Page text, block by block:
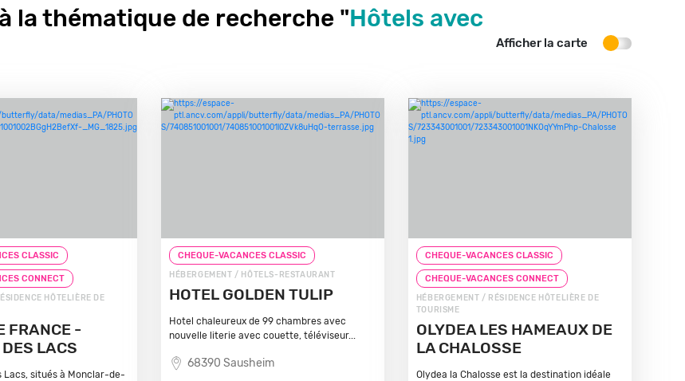
la thématique de recherche "Hôtels avec
Afficher la carte
CLASSIC
CONNECT
HÔTELIÈRE DE
FRANCE -
LACS
Lacs, situés à Monclar-de-
CHEQUE-VACANCES CLASSIC
HÉBERGEMENT / HÔTELS-RESTAURANT
HOTEL GOLDEN TULIP
Hotel chaleureux de 99 chambres avec
nouvelle literie avec couette, téléviseur...
68390 Sausheim
CHEQUE-VACANCES CLASSIC
CHEQUE-VACANCES CONNECT
HÉBERGEMENT / RÉSIDENCE HÔTELIÈRE DE
TOURISME
OLYDEA LES HAMEAUX DE
LA CHALOSSE
Olydea la Chalosse est la destination idéale